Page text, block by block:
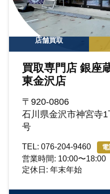
店舗買取
買取専門店 銀座
東金沢店
〒920-0806
石川県金沢市神宮寺
号
TEL: 076-204-9460 電
営業時間: 10:00〜18:00
定休日: 年末年始